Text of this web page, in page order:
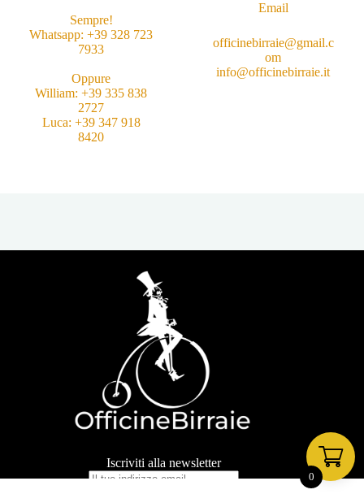
Sempre!
Whatsapp: +39 328 723
7933
Oppure
William: +39 335 838
2727
Luca: +39 347 918
8420
Email
officinebirraie@gmail.c
om
info@officinebirraie.it
Iscriviti alla newsletter
0